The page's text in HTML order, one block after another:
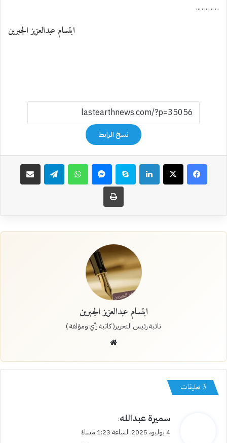
………..
ابتسام عبدالعزيز الجبرين
نسخ الرابط
فيسبوك‫X لينكدإن سكايب ماسنجر واتساب تيلقرام مشاركة عبر البريد
طباعة
ابتسام عبدالعزيز الجبرين
نائبة رئيس التحرير( كاتبة رأي ومؤلفة )
‫3 تعليقات
يسميرة عبدالله:
4 يوليو، 2025 الساعة 1:23 مساءً